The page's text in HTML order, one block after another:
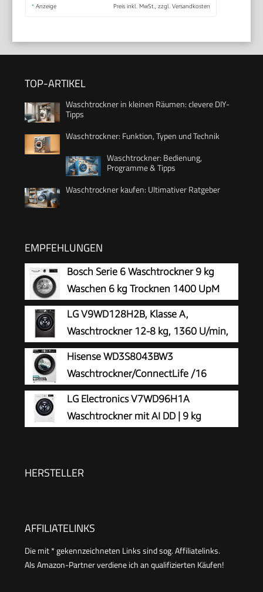
* Anzeige Preis inkl. MwSt., zzgl. Versandkosten
TOP-ARTIKEL
Waschtrockner in kleinen Räumen: clevere DIY-
Tipps
Waschtrockner: Funktion, Typen und Technik
Waschtrockner: Bedienung,
Programme & Tipps
Waschtrockner kaufen: Ultimativer Ratgeber
EMPFEHLUNGEN
Bosch Serie 6 Waschtrockner 9 kg
Waschen 6 kg Trocknen 1400 UpM
WNG24442
LG V9WD128H2B, Klasse A,
Waschtrockner 12-8 kg, 1360 U/min,
AI Direct Drive, Nachlegefunktion,
Schnellwaschgang in 39 Min., mit Dampf, 60 x
61 x 85 cm ꟷ Black Stainless Steel
Hisense WD3S8043BW3
Waschtrockner/ConnectLife /16
Programme /8 KG, 54 Liter /1400
U/min/Dampffunktion/JetWash/Anti-Allergie
Program/Auto Program/Eco Wash/Steam
LG Electronics V7WD96H1A
Waschtrockner mit AI DD | 9 kg
Trommel | Wi-Fi-Funktion | Weiß
HERSTELLER
AFFILIATELINKS
Die mit * gekennzeichneten Links sind sog. Affiliatelinks.
Als Amazon-Partner verdiene ich an qualifizierten Käufen!